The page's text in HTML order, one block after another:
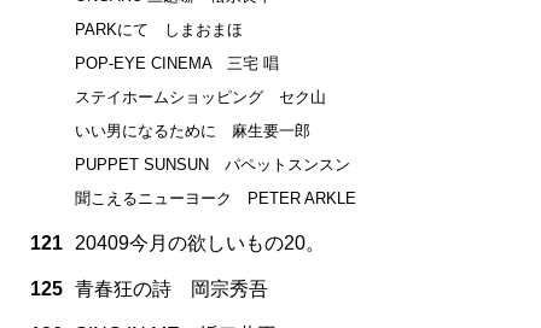
PARKにて しまおまほ
POP-EYE CINEMA 三宅 唱
ステイホームショッピング セク山
いい男になるために 麻生要一郎
PUPPET SUNSUN パペットスンスン
聞こえるニューヨーク PETER ARKLE
121 20409今月の欲しいもの20。
125 青春狂の詩 岡宗秀吾